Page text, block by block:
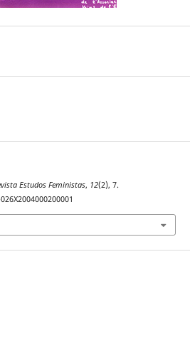
Estudos Feministas, 12(2), 7.